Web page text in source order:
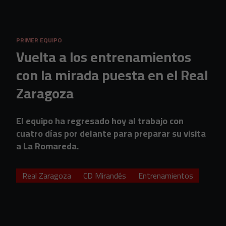
PRIMER EQUIPO
Vuelta a los entrenamientos
con la mirada puesta en el Real
Zaragoza
El equipo ha regresado hoy al trabajo con
cuatro días por delante para preparar su visita
a La Romareda.
Real Zaragoza CD Mirandés Entrenamientos